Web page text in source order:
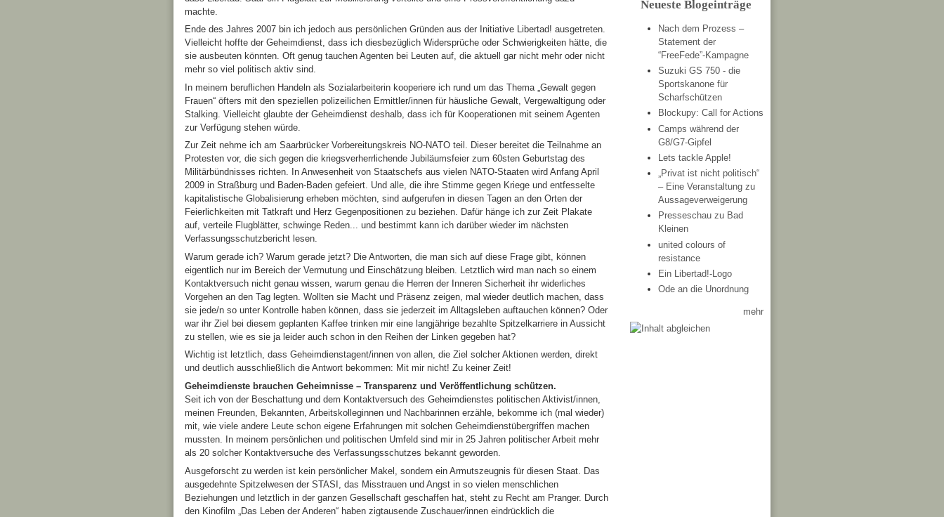
machte.
Ende des Jahres 2007 bin ich jedoch aus persönlichen Gründen aus der Initiative Libertad! ausgetreten.
Vielleicht hoffte der Geheimdienst, dass ich diesbezüglich Widersprüche oder Schwierigkeiten hätte, die
sie ausbeuten könnten. Oft genug tauchen Agenten bei Leuten auf, die aktuell gar nicht mehr oder nicht
mehr so viel politisch aktiv sind.
In meinem beruflichen Handeln als Sozialarbeiterin kooperiere ich rund um das Thema „Gewalt gegen
Frauen“ öfters mit den speziellen polizeilichen Ermittler/innen für häusliche Gewalt, Vergewaltigung oder
Stalking. Vielleicht glaubte der Geheimdienst deshalb, dass ich für Kooperationen mit seinem Agenten
zur Verfügung stehen würde.
Zur Zeit nehme ich am Saarbrücker Vorbereitungskreis NO-NATO teil. Dieser bereitet die Teilnahme an
Protesten vor, die sich gegen die kriegsverherrlichende Jubiläumsfeier zum 60sten Geburtstag des
Militärbündnisses richten. In Anwesenheit von Staatschefs aus vielen NATO-Staaten wird Anfang April
2009 in Straßburg und Baden-Baden gefeiert. Und alle, die ihre Stimme gegen Kriege und entfesselte
kapitalistische Globalisierung erheben möchten, sind aufgerufen in diesen Tagen an den Orten der
Feierlichkeiten mit Tatkraft und Herz Gegenpositionen zu beziehen. Dafür hänge ich zur Zeit Plakate
auf, verteile Flugblätter, schwinge Reden... und bestimmt kann ich darüber wieder im nächsten
Verfassungsschutzbericht lesen.
Warum gerade ich? Warum gerade jetzt? Die Antworten, die man sich auf diese Frage gibt, können
eigentlich nur im Bereich der Vermutung und Einschätzung bleiben. Letztlich wird man nach so einem
Kontaktversuch nicht genau wissen, warum genau die Herren der Inneren Sicherheit ihr widerliches
Vorgehen an den Tag legten. Wollten sie Macht und Präsenz zeigen, mal wieder deutlich machen, dass
sie jede/n so unter Kontrolle haben können, dass sie jederzeit im Alltagsleben auftauchen können? Oder
war ihr Ziel bei diesem geplanten Kaffee trinken mir eine langjährige bezahlte Spitzelkarriere in Aussicht
zu stellen, wie es sie ja leider auch schon in den Reihen der Linken gegeben hat?
Wichtig ist letztlich, dass Geheimdienstagent/innen von allen, die Ziel solcher Aktionen werden, direkt
und deutlich ausschließlich die Antwort bekommen: Mit mir nicht! Zu keiner Zeit!
Geheimdienste brauchen Geheimnisse – Transparenz und Veröffentlichung schützen.
Seit ich von der Beschattung und dem Kontaktversuch des Geheimdienstes politischen Aktivist/innen,
meinen Freunden, Bekannten, Arbeitskolleginnen und Nachbarinnen erzähle, bekomme ich (mal wieder)
mit, wie viele andere Leute schon eigene Erfahrungen mit solchen Geheimdienstübergriffen machen
mussten. In meinem persönlichen und politischen Umfeld sind mir in 25 Jahren politischer Arbeit mehr
als 20 solcher Kontaktversuche des Verfassungsschutzes bekannt geworden.
Ausgeforscht zu werden ist kein persönlicher Makel, sondern ein Armutszeugnis für diesen Staat. Das
ausgedehnte Spitzelwesen der STASI, das Misstrauen und Angst in so vielen menschlichen
Beziehungen und letztlich in der ganzen Gesellschaft geschaffen hat, steht zu Recht am Pranger. Durch
den Kinofilm „Das Leben der Anderen“ haben zigtausende Zuschauer/innen eindrücklich die
Neueste Blogeinträge
Nach dem Prozess –
Statement der
“FreeFede”-Kampagne
Suzuki GS 750 - die
Sportskanone für
Scharfschützen
Blockupy: Call for Actions
Camps während der
G8/G7-Gipfel
Lets tackle Apple!
„Privat ist nicht politisch“
– Eine Veranstaltung zu
Aussageverweigerung
Presseschau zu Bad
Kleinen
united colours of
resistance
Ein Libertad!-Logo
Ode an die Unordnung
mehr